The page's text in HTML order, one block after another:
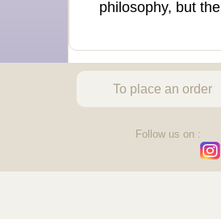
philosophy, but
To place an order
Follow us on :